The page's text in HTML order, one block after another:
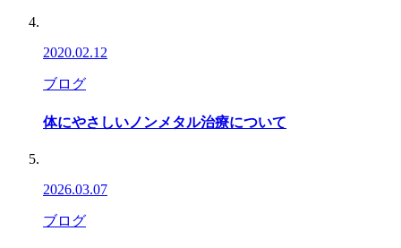
2020.02.12
ブログ
体にやさしいノンメタル治療について
2026.03.07
ブログ